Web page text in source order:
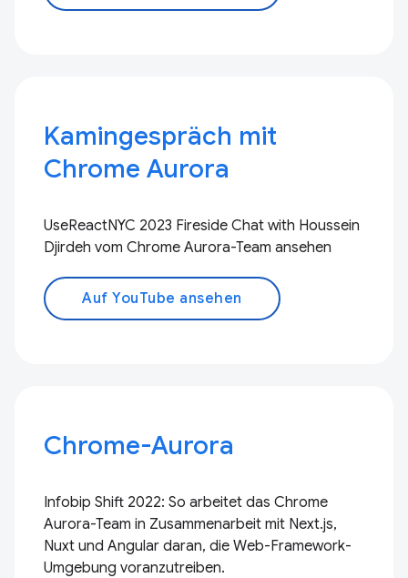
Kamingespräch mit
Chrome Aurora
UseReactNYC 2023 Fireside Chat with Houssein
Djirdeh vom Chrome Aurora-Team ansehen
Auf YouTube ansehen
Chrome-Aurora
Infobip Shift 2022: So arbeitet das Chrome
Aurora-Team in Zusammenarbeit mit Next.js,
Nuxt und Angular daran, die Web-Framework-
Umgebung voranzutreiben.